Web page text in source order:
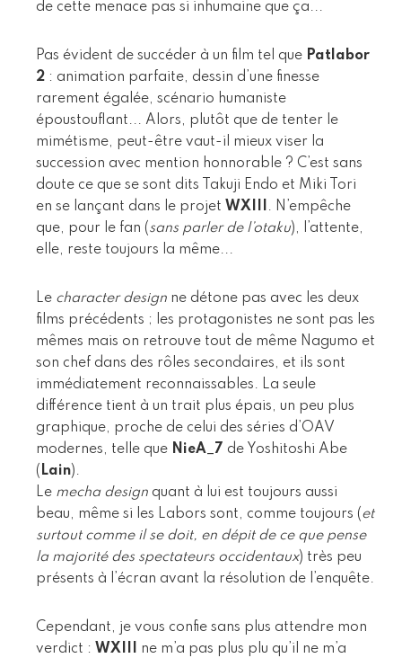
de cette menace pas si inhumaine que ça...
Pas évident de succéder à un film tel que Patlabor
2 : animation parfaite, dessin d’une finesse
rarement égalée, scénario humaniste
époustouflant... Alors, plutôt que de tenter le
mimétisme, peut-être vaut-il mieux viser la
succession avec mention honnorable ? C’est sans
doute ce que se sont dits Takuji Endo et Miki Tori
en se lançant dans le projet WXIII
. N’empêche
que, pour le fan (sans parler de l’otaku), l’attente,
elle, reste toujours la même...
Le character design ne détone pas avec les deux
films précédents ; les protagonistes ne sont pas les
mêmes mais on retrouve tout de même Nagumo et
son chef dans des rôles secondaires, et ils sont
immédiatement reconnaissables. La seule
différence tient à un trait plus épais, un peu plus
graphique, proche de celui des séries d’OAV
modernes, telle que NieA_7 de Yoshitoshi Abe
( Lain).
Le mecha design quant à lui est toujours aussi
beau, même si les Labors sont, comme toujours (et
surtout comme il se doit, en dépit de ce que pense
la majorité des spectateurs occidentaux) très peu
présents à l’écran avant la résolution de l’enquête.
Cependant, je vous confie sans plus attendre mon
verdict : WXIII
ne m’a pas plus plu qu’il ne m’a